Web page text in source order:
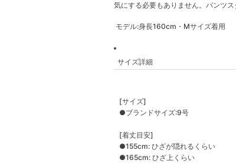
気にする必要もありません。パンツ
モデル:身長160cm・Mサイズ着用
サイズ詳細
[サイズ]
●ブランドサイズ:9号
[着丈目安]
●155cm: ひざが隠れるくらい
●165cm: ひざ上くらい